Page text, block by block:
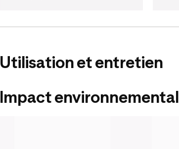
Utilisation et entretien
Impact environnemental